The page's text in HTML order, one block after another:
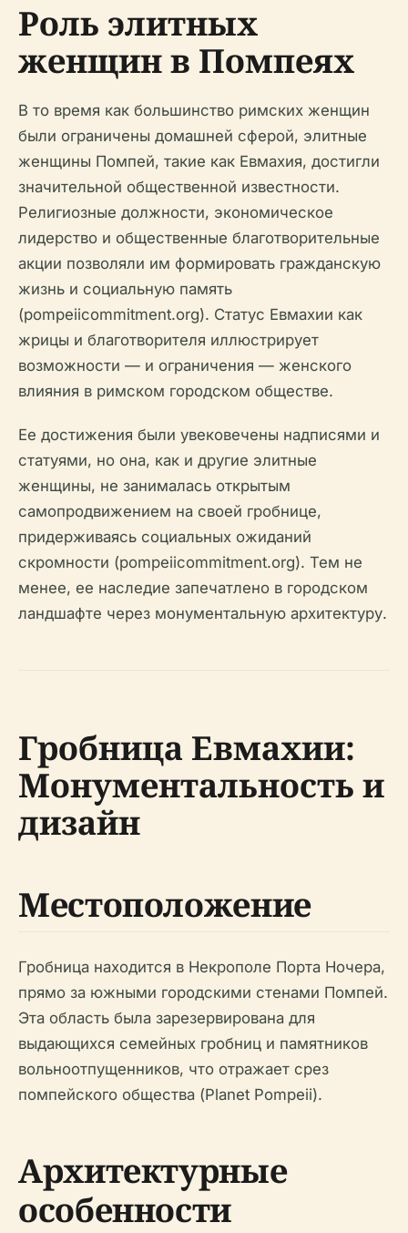
Роль элитных
женщин в Помпеях
В то время как большинство римских женщин
были ограничены домашней сферой, элитные
женщины Помпей, такие как Евмахия, достигли
значительной общественной известности.
Религиозные должности, экономическое
лидерство и общественные благотворительные
акции позволяли им формировать гражданскую
жизнь и социальную память
(pompeiicommitment.org). Статус Евмахии как
жрицы и благотворителя иллюстрирует
возможности — и ограничения — женского
влияния в римском городском обществе.
Ее достижения были увековечены надписями и
статуями, но она, как и другие элитные
женщины, не занималась открытым
самопродвижением на своей гробнице,
придерживаясь социальных ожиданий
скромности (pompeiicommitment.org). Тем не
менее, ее наследие запечатлено в городском
ландшафте через монументальную архитектуру.
Гробница Евмахии:
Монументальность и
дизайн
Местоположение
Гробница находится в Некрополе Порта Ночера,
прямо за южными городскими стенами Помпей.
Эта область была зарезервирована для
выдающихся семейных гробниц и памятников
вольноотпущенников, что отражает срез
помпейского общества (Planet Pompeii).
Архитектурные
особенности